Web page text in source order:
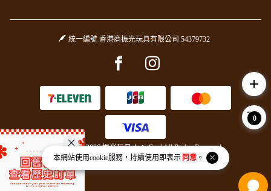
本網站使用cookie服務，持續使用即表示 同意。
統一編號 香港商振光玩具有限公司 54379732
Facebook pageInstagram page
Copyright © 2026 振光玩具 Asia Goal All Rights Reserved.
Powered byBVSHOP.
add
0